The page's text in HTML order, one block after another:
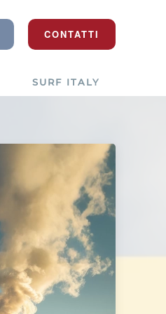
CONTATTI
SURF ITALY